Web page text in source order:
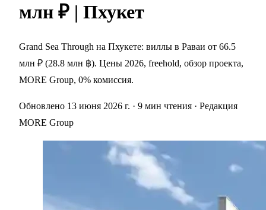
млн ₽ | Пхукет
Grand Sea Through на Пхукете: виллы в Раваи от 66.5
млн ₽ (28.8 млн ฿). Цены 2026, freehold, обзор проекта,
MORE Group, 0% комиссия.
Обновлено 13 июня 2026 г. · 9 мин чтения · Редакция
MORE Group